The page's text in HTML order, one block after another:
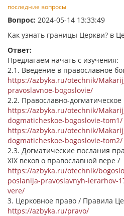
последние вопросы
Вопрос: 2024-05-14 13:33:49
Как узнать границы Церкви? в
Ответ:
Предлагаем начать с изучения:
2.1. Введение в православное
https://azbyka.ru/otechnik/
pravoslavnoe-bogoslovie/
2.2. Православно-догматическое
https://azbyka.ru/otechnik/
dogmaticheskoe-bogoslovie-tom1/
https://azbyka.ru/otechnik/
dogmaticheskoe-bogoslovie-tom2/
2.3. Догматические послания
XIX веков о православной вере /
https://azbyka.ru/otechnik/
poslanija-pravoslavnyh-ierarhov-
vere/
3. Церковное право / Правила
https://azbyka.ru/pravo/